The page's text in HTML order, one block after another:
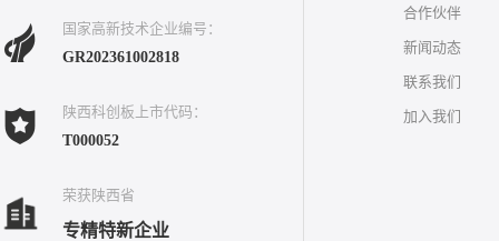
国家高新技术企业编号：
GR202361002818
陕西科创板上市代码：
T000052
荣获陕西省
专精特新企业
合作伙伴
新闻动态
联系我们
加入我们